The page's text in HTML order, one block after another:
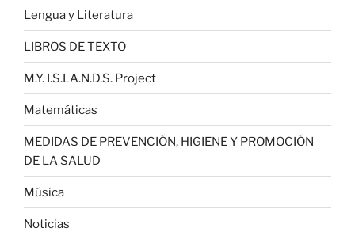
Lengua y Literatura
LIBROS DE TEXTO
M.Y. I.S.LA.N.D.S. Project
Matemáticas
MEDIDAS DE PREVENCIÓN, HIGIENE Y PROMOCIÓN
DE LA SALUD
Música
Noticias